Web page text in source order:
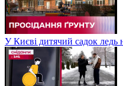
У Києві дитячий садок ледь